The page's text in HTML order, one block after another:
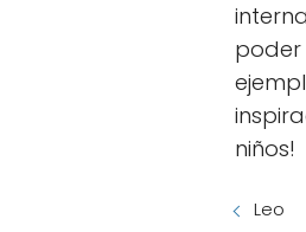
poder
niños!
Leo